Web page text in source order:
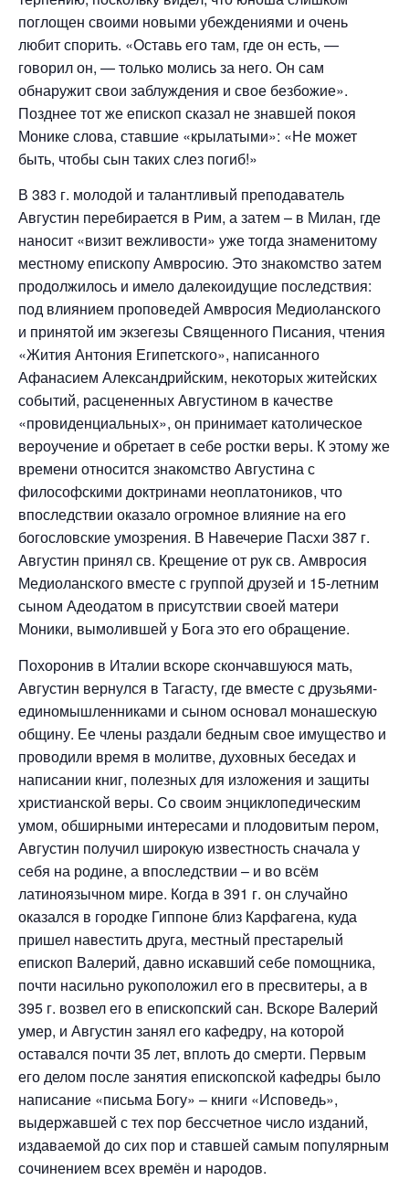
поглощен своими новыми убеждениями и очень
любит спорить. «Оставь его там, где он есть, —
говорил он, — только молись за него. Он сам
обнаружит свои заблуждения и свое безбожие».
Позднее тот же епископ сказал не знавшей покоя
Монике слова, ставшие «крылатыми»: «Не может
быть, чтобы сын таких слез погиб!»
В 383 г. молодой и талантливый преподаватель
Августин перебирается в Рим, а затем – в Милан, где
наносит «визит вежливости» уже тогда знаменитому
местному епископу Амвросию. Это знакомство затем
продолжилось и имело далекоидущие последствия:
под влиянием проповедей Амвросия Медиоланского
и принятой им экзегезы Священного Писания, чтения
«Жития Антония Египетского», написанного
Афанасием Александрийским, некоторых житейских
событий, расцененных Августином в качестве
«провиденциальных», он принимает католическое
вероучение и обретает в себе ростки веры. К этому же
времени относится знакомство Августина с
философскими доктринами неоплатоников, что
впоследствии оказало огромное влияние на его
богословские умозрения. В Навечерие Пасхи 387 г.
Августин принял св. Крещение от рук св. Амвросия
Медиоланского вместе с группой друзей и 15-летним
сыном Адеодатом в присутствии своей матери
Моники, вымолившей у Бога это его обращение.
Похоронив в Италии вскоре скончавшуюся мать,
Августин вернулся в Тагасту, где вместе с друзьями-
единомышленниками и сыном основал монашескую
общину. Ее члены раздали бедным свое имущество и
проводили время в молитве, духовных беседах и
написании книг, полезных для изложения и защиты
христианской веры. Со своим энциклопедическим
умом, обширными интересами и плодовитым пером,
Августин получил широкую известность сначала у
себя на родине, а впоследствии – и во всём
латиноязычном мире. Когда в 391 г. он случайно
оказался в городке Гиппоне близ Карфагена, куда
пришел навестить друга, местный престарелый
епископ Валерий, давно искавший себе помощника,
почти насильно рукоположил его в пресвитеры, а в
395 г. возвел его в епископский сан. Вскоре Валерий
умер, и Августин занял его кафедру, на которой
оставался почти 35 лет, вплоть до смерти. Первым
его делом после занятия епископской кафедры было
написание «письма Богу» – книги «Исповедь»,
выдержавшей с тех пор бессчетное число изданий,
издаваемой до сих пор и ставшей самым популярным
сочинением всех времён и народов.